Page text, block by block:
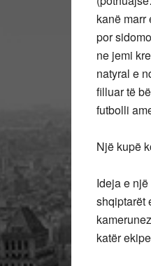
kanë marr
por
ne jemi
natyral e
filluar të
futbolli
Një kupë
Ideja e
shqiptarët
katër